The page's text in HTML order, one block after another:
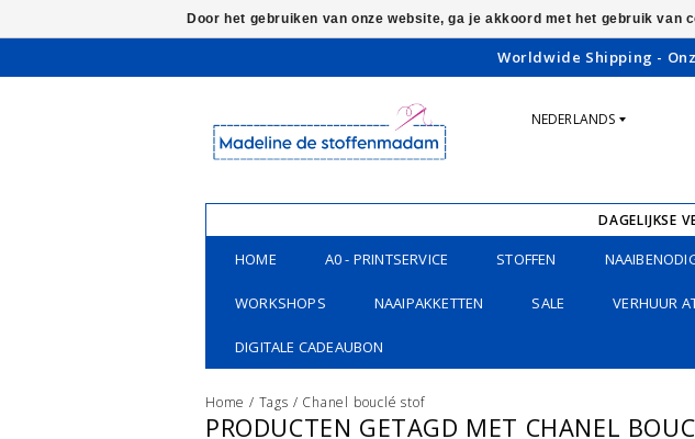
Worldwide Shipping -
NEDERLANDS
DAGELIJKSE
HOME A0 - PRINTSERVICE STOFFEN
WORKSHOPS NAAIPAKKETTEN SALE VERHUUR
DIGITALE CADEAUBON
Home / Tags / Chanel bouclé stof
PRODUCTEN GETAGD MET CHANEL
Door het gebruiken van onze website, ga je akkoord met het gebruik van